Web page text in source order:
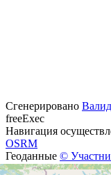
Сгенерировано
freeExec
Навигация
OSRM
Геоданные ©
2026-07-31